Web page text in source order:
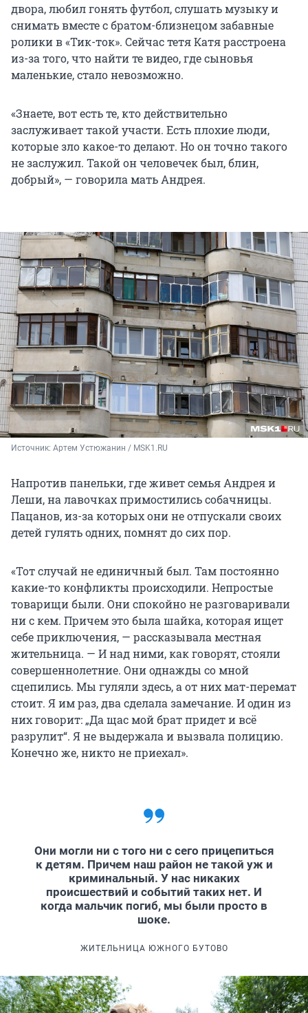
двора, любил гонять футбол, слушать музыку и
снимать вместе с братом-близнецом забавные
ролики в «Тик-ток». Сейчас тетя Катя расстроена
из-за того, что найти те видео, где сыновья
маленькие, стало невозможно.
«Знаете, вот есть те, кто действительно
заслуживает такой участи. Есть плохие люди,
которые зло какое-то делают. Но он точно такого
не заслужил. Такой он человечек был, блин,
добрый», — говорила мать Андрея.
Источник: Артем Устюжанин / MSK1.RU
Напротив панельки, где живет семья Андрея и
Леши, на лавочках примостились собачницы.
Пацанов, из-за которых они не отпускали своих
детей гулять одних, помнят до сих пор.
«Тот случай не единичный был. Там постоянно
какие-то конфликты происходили. Непростые
товарищи были. Они спокойно не разговаривали
ни с кем. Причем это была шайка, которая ищет
себе приключения, — рассказывала местная
жительница. — И над ними, как говорят, стояли
совершеннолетние. Они однажды со мной
сцепились. Мы гуляли здесь, а от них мат-перемат
стоит. Я им раз, два сделала замечание. И один из
них говорит: „Да щас мой брат придет и всё
разрулит“. Я не выдержала и вызвала полицию.
Конечно же, никто не приехал».
Они могли ни с того ни с сего прицепиться
к детям. Причем наш район не такой уж и
криминальный. У нас никаких
происшествий и событий таких нет. И
когда мальчик погиб, мы были просто в
шоке.
ЖИТЕЛЬНИЦА ЮЖНОГО БУТОВО